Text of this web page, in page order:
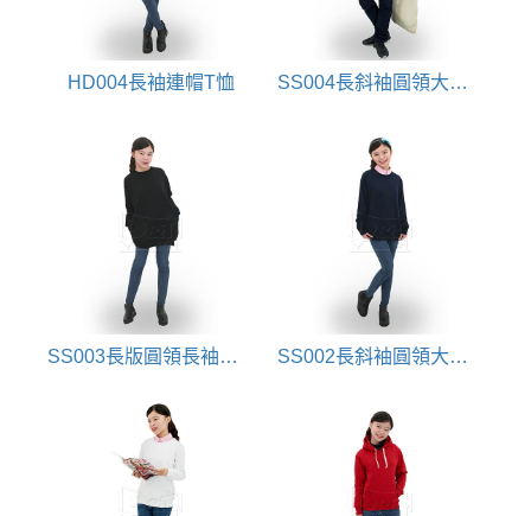
HD004長袖連帽T恤 SS004長斜袖圓領大學T恤
SS003長版圓領長袖大學T恤 SS002長斜袖圓領大學T恤